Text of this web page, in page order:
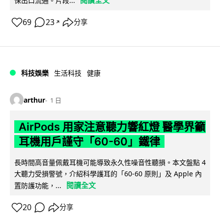
69 23 ↗ 分享
科技娛樂 生活科技 健康
arthur 1 日
AirPods 用家注意聽力響紅燈 醫學界籲
耳機用戶謹守「60-60」鐵律
長時間高音量佩戴耳機可能導致永久性噪音性聽損。本文盤點 4
大聽力受損警號，介紹科學護耳的「60-60 原則」及 Apple 內
置防護功能，...
閱讀全文
20 分享